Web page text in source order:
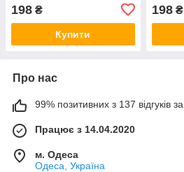
198 ₴
Купити
198₴
Про нас
99% позитивних з 137 відгуків за
Працює з 14.04.2020
м. Одеса
Одеса, Україна